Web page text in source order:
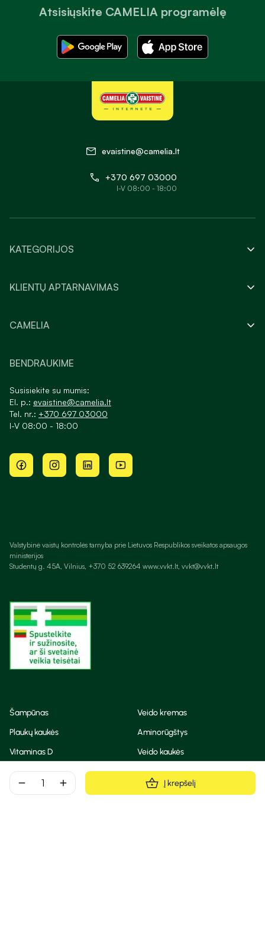
remove add Į krepšelį
Atsisiųskite CAMELIA programėlę
evaistine@camelia.lt
+370 697 03000
I-V 08:00 - 18:00
KATEGORIJOS
KLIENTŲ APTARNAVIMAS
CAMELIA
BENDRAUKIME
Susisiekite su mumis:
El. p.: evaistine@camelia.lt
Tel. nr.: +370 697 03000
I-V 08:00 - 18:00
Valstybinė vaistų kontrolės tarnyba prie Lietuvos Respublikos sveikatos apsaugos
ministerijos
Studentų g. 45A, Vilnius, +370 52 639264 www.vvkt.lt, vvkt@vvkt.lt
Šampūnas
Veido kremas
Plaukų kaukės
Aminorūgštys
Vitaminas D
Veido kaukės
Korėjietiška kosmetika
Eteriniai aliejai
Dezodorantas
BB ir CC kremas